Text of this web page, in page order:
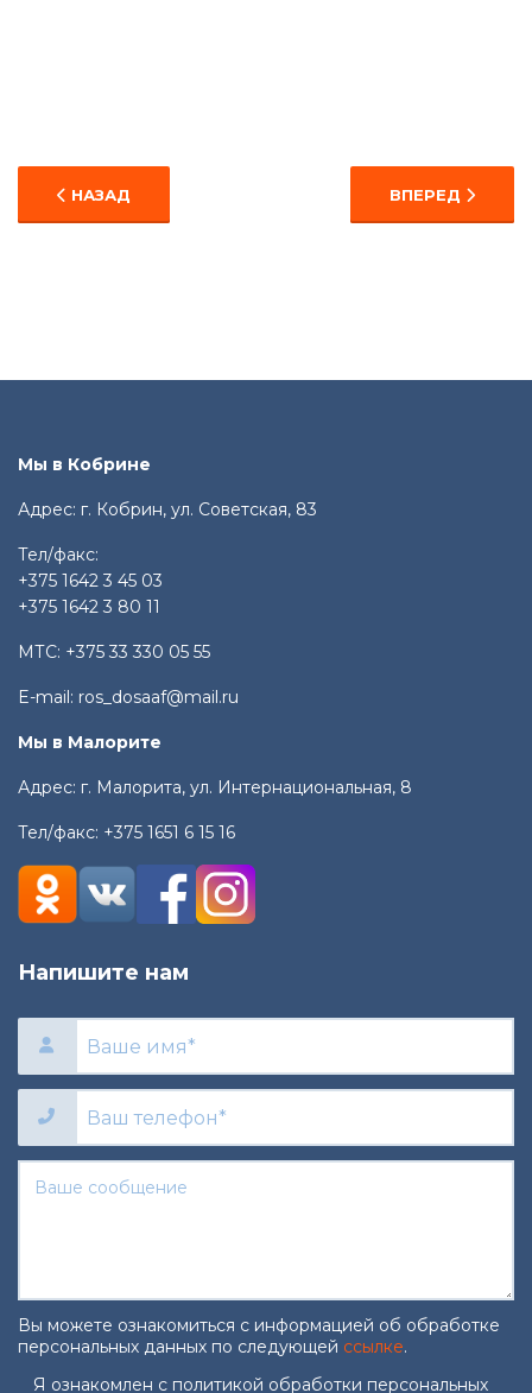
ПРЕДЫДУЩИЙ: НАБОР В СЕКЦИЮ "КАРТИНГ"
НАЗАД СЛЕДУЮЩИЙ:
ВПЕРЕД
Мы в Кобрине
Адрес: г. Кобрин, ул. Советская, 83
Тел/факс:
+375 1642 3 45 03
+375 1642 3 80 11
МТС: +375 33 330 05 55
E-mail: ros_dosaaf@mail.ru
Мы в Малорите
Адрес: г. Малорита, ул. Интернациональная, 8
Тел/факс: +375 1651 6 15 16
Напишите нам
Вы можете ознакомиться с информацией об обработке
персональных данных по следующей ссылке.
Согласие на обработку
Я ознакомлен с политикой обработки персональных